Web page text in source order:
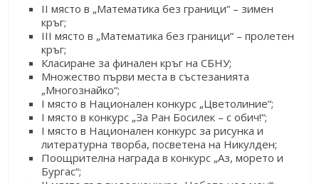
II място в „Математика без граници“ – зимен
кръг;
III място в „Математика без граници“ – пролетен
кръг;
Класиране за финален кръг на СБНУ;
Множество първи места в състезанията
„Многознайко“;
I място в Национален конкурс „Цветолиние“;
I място в конкурс „За Ран Босилек – с обич!“;
I място в Национален конкурс за рисунка и
литературна творба, посветена на Никулден;
Поощрителна награда в конкурс „Аз, морето и
Бургас“;